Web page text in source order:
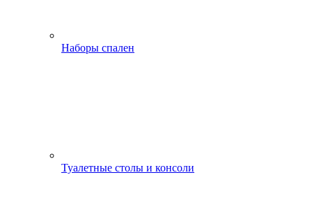
Наборы спален
Туалетные столы и консоли